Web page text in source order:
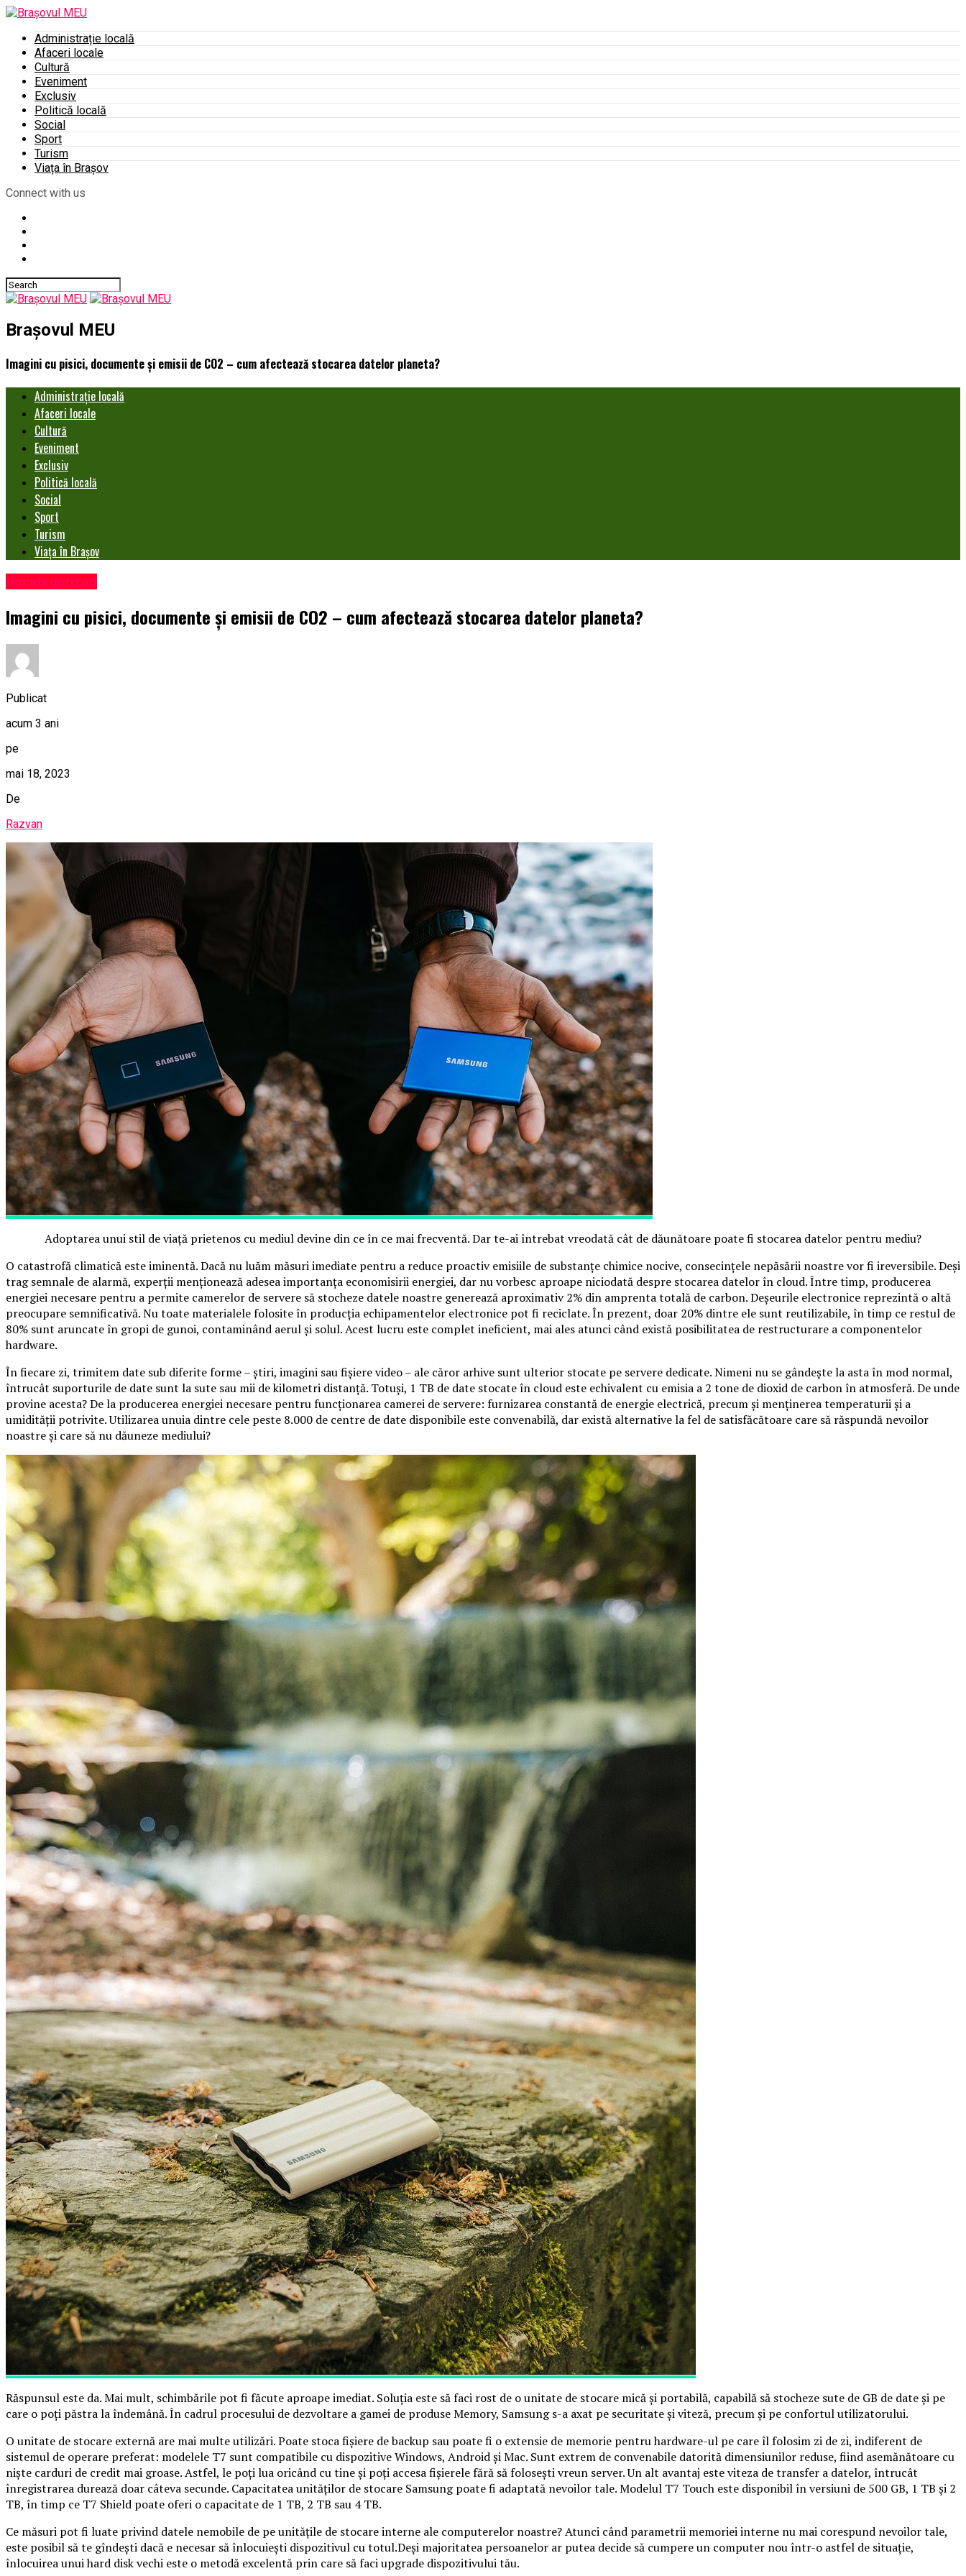
Administrație locală
Afaceri locale
Cultură
Eveniment
Exclusiv
Politică locală
Social
Sport
Turism
Viața în Brașov
Connect with us
Brașovul MEU
Imagini cu pisici, documente și emisii de CO2 – cum afectează stocarea datelor planeta?
Administrație locală
Afaceri locale
Cultură
Eveniment
Exclusiv
Politică locală
Social
Sport
Turism
Viața în Brașov
Uncategorized
Imagini cu pisici, documente și emisii de CO2 – cum afectează stocarea datelor planeta?
Publicat
acum 3 ani
pe
mai 18, 2023
De
Razvan
Adoptarea unui stil de viață prietenos cu mediul devine din ce în ce mai frecventă. Dar te-ai întrebat vreodată cât de dăunătoare poate fi stocarea datelor pentru mediu?
O catastrofă climatică este iminentă. Dacă nu luăm măsuri imediate pentru a reduce proactiv emisiile de substanțe chimice nocive, consecințele nepăsării noastre vor fi ireversibile. Deși
trag semnale de alarmă, experții menționează adesea importanța economisirii energiei, dar nu vorbesc aproape niciodată despre stocarea datelor în cloud. Între timp, producerea
energiei necesare pentru a permite camerelor de servere să stocheze datele noastre generează aproximativ 2% din amprenta totală de carbon. Deșeurile electronice reprezintă o altă
preocupare semnificativă. Nu toate materialele folosite în producția echipamentelor electronice pot fi reciclate. În prezent, doar 20% dintre ele sunt reutilizabile, în timp ce restul de
80% sunt aruncate în gropi de gunoi, contaminând aerul și solul. Acest lucru este complet ineficient, mai ales atunci când există posibilitatea de restructurare a componentelor
hardware.
În fiecare zi, trimitem date sub diferite forme – știri, imagini sau fișiere video – ale căror arhive sunt ulterior stocate pe servere dedicate. Nimeni nu se gândește la asta în mod normal,
întrucât suporturile de date sunt la sute sau mii de kilometri distanță. Totuși, 1 TB de date stocate în cloud este echivalent cu emisia a 2 tone de dioxid de carbon în atmosferă. De unde
provine acesta? De la producerea energiei necesare pentru funcționarea camerei de servere: furnizarea constantă de energie electrică, precum și menținerea temperaturii și a
umidității potrivite. Utilizarea unuia dintre cele peste 8.000 de centre de date disponibile este convenabilă, dar există alternative la fel de satisfăcătoare care să răspundă nevoilor
noastre și care să nu dăuneze mediului?
Răspunsul este da. Mai mult, schimbările pot fi făcute aproape imediat. Soluția este să faci rost de o unitate de stocare mică și portabilă, capabilă să stocheze sute de GB de date și pe
care o poți păstra la îndemână. În cadrul procesului de dezvoltare a gamei de produse Memory, Samsung s-a axat pe securitate și viteză, precum și pe confortul utilizatorului.
O unitate de stocare externă are mai multe utilizări. Poate stoca fișiere de backup sau poate fi o extensie de memorie pentru hardware-ul pe care îl folosim zi de zi, indiferent de
sistemul de operare preferat: modelele T7 sunt compatibile cu dispozitive Windows, Android și Mac. Sunt extrem de convenabile datorită dimensiunilor reduse, fiind asemănătoare cu
niște carduri de credit mai groase. Astfel, le poți lua oricând cu tine și poți accesa fișierele fără să folosești vreun server. Un alt avantaj este viteza de transfer a datelor, întrucât
înregistrarea durează doar câteva secunde. Capacitatea unităților de stocare Samsung poate fi adaptată nevoilor tale. Modelul T7 Touch este disponibil în versiuni de 500 GB, 1 TB și 2
TB, în timp ce T7 Shield poate oferi o capacitate de 1 TB, 2 TB sau 4 TB.
Ce măsuri pot fi luate privind datele nemobile de pe unitățile de stocare interne ale computerelor noastre? Atunci când parametrii memoriei interne nu mai corespund nevoilor tale,
este posibil să te gîndești dacă e necesar să înlocuiești dispozitivul cu totul.Deși majoritatea persoanelor ar putea decide să cumpere un computer nou într-o astfel de situație,
înlocuirea unui hard disk vechi este o metodă excelentă prin care să faci upgrade dispozitivului tău.